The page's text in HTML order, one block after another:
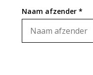
Naam afzender *